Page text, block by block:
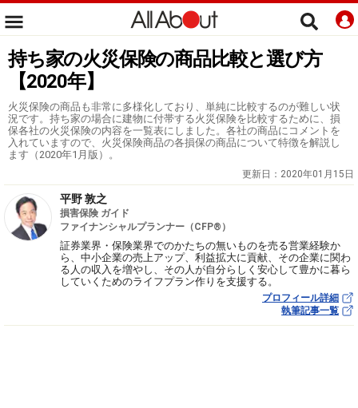
持ち家の火災保険の商品比較と選び方
【2020年】
火災保険の商品も非常に多様化しており、単純に比較するのが難しい状
況です。持ち家の場合に建物に付帯する火災保険を比較するために、損
保各社の火災保険の内容を一覧表にしました。各社の商品にコメントを
入れていますので、火災保険商品の各損保の商品について特徴を解説し
ます（2020年1月版）。
更新日： 2020年01月15日
平野 敦之
損害保険 ガイド
ファイナンシャルプランナー（CFP®）
証券業界・保険業界でのかたちの無いものを売る営業経験か
ら、中小企業の売上アップ、利益拡大に貢献、その企業に関わ
る人の収入を増やし、その人が自分らしく安心して豊かに暮ら
していくためのライフプラン作りを支援する。
プロフィール詳細
執筆記事一覧